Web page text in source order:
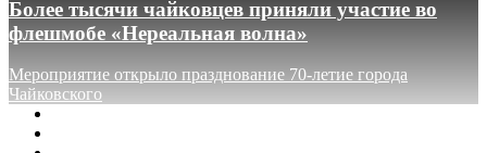
Более тысячи чайковцев приняли участие во
флешмобе «Нереальная волна»
Мероприятие открыло празднование 70-летие города
Чайковского